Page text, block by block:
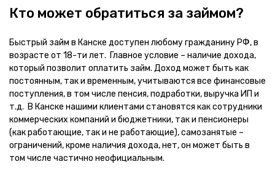
Кто может обратиться за займом?
Быстрый займ в Канске доступен любому гражданину РФ, в
возрасте от 18-ти лет. Главное условие – наличие дохода,
который позволит оплатить займ. Доход может быть как
постоянным, так и временным, учитываются все финансовые
поступления, в том числе пенсия, подработки, выручка ИП и
т.д. В Канске нашими клиентами становятся как сотрудники
коммерческих компаний и бюджетники, так и пенсионеры
(как работающие, так и не работающие), самозанятые –
ограничений, кроме наличия дохода, нет, он может быть в
том числе частично неофициальным.